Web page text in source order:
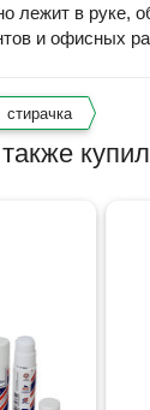
лежит в
и офисных
стирачка